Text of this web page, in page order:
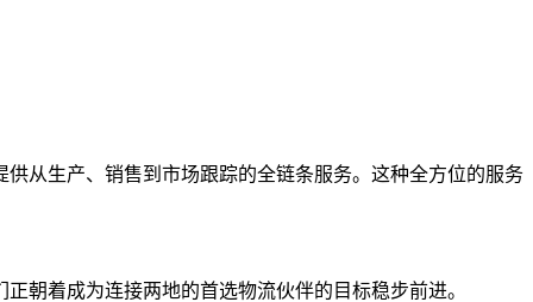
从生产、销售到市场跟踪的全链条服务。这种全方位的服务
朝着成为连接两地的首选物流伙伴的目标稳步前进。